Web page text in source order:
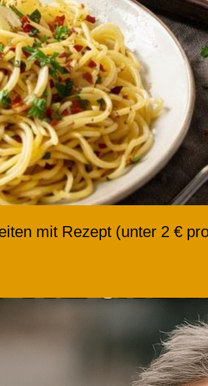
mit Rezept (unter 2 €